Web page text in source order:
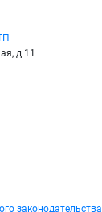
д 11
законодательства